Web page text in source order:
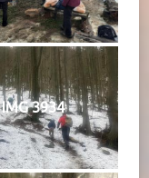
IMG 3934